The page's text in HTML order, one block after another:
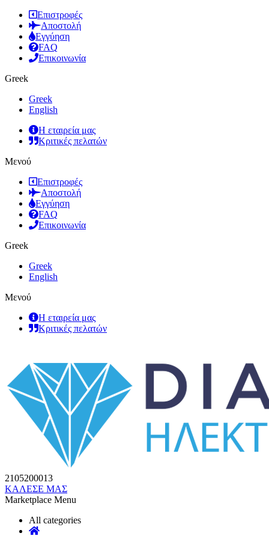
Επιστροφές
Αποστολή
Εγγύηση
FAQ
Επικοινωνία
Greek
Greek
English
Η εταιρεία μας
Κριτικές πελατών
Μενού
Επιστροφές
Αποστολή
Εγγύηση
FAQ
Επικοινωνία
Greek
Greek
English
Μενού
Η εταιρεία μας
Κριτικές πελατών
2105200013
ΚΑΛΕΣΕ ΜΑΣ
Marketplace Menu
All categories